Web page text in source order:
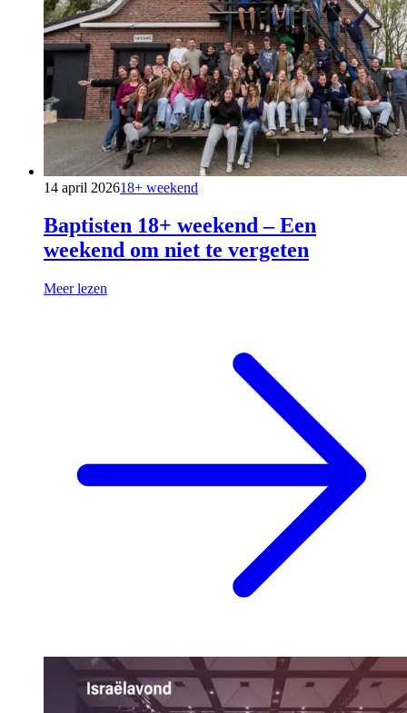
14 april 202618+ weekend
Baptisten 18+ weekend – Een
weekend om niet te vergeten
Meer lezen